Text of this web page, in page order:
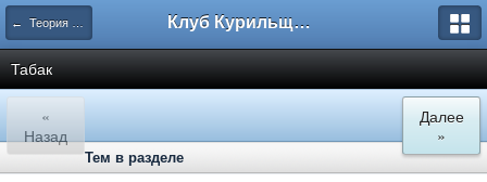
← Теория в трубочно/табачном деле Клуб Курильщиков Трубки
Табак
«
Назад
Далее
»
Тем в разделе